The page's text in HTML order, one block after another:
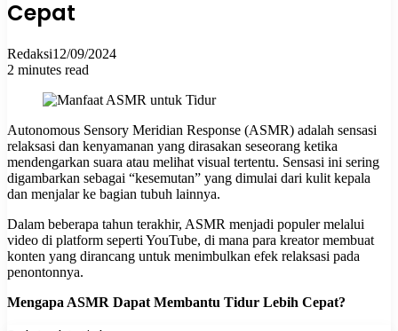
Cepat
Redaksi12/09/2024
2 minutes read
Autonomous Sensory Meridian Response (ASMR) adalah sensasi
relaksasi dan kenyamanan yang dirasakan seseorang ketika
mendengarkan suara atau melihat visual tertentu. Sensasi ini sering
digambarkan sebagai “kesemutan” yang dimulai dari kulit kepala
dan menjalar ke bagian tubuh lainnya.
Dalam beberapa tahun terakhir, ASMR menjadi populer melalui
video di platform seperti YouTube, di mana para kreator membuat
konten yang dirancang untuk menimbulkan efek relaksasi pada
penontonnya.
Mengapa ASMR Dapat Membantu Tidur Lebih Cepat?